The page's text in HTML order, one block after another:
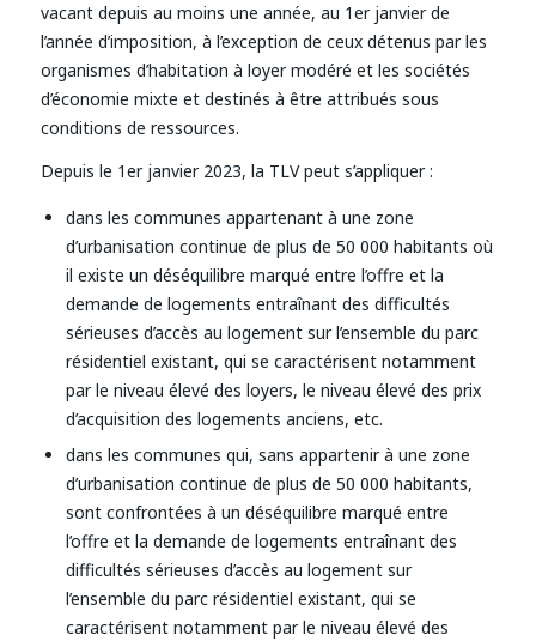
vacant depuis au moins une année, au 1er janvier de
l’année d’imposition, à l’exception de ceux détenus par les
organismes d’habitation à loyer modéré et les sociétés
d’économie mixte et destinés à être attribués sous
conditions de ressources.
Depuis le 1er janvier 2023, la TLV peut s’appliquer :
dans les communes appartenant à une zone
d’urbanisation continue de plus de 50 000 habitants où
il existe un déséquilibre marqué entre l’offre et la
demande de logements entraînant des difficultés
sérieuses d’accès au logement sur l’ensemble du parc
résidentiel existant, qui se caractérisent notamment
par le niveau élevé des loyers, le niveau élevé des prix
d’acquisition des logements anciens, etc.
dans les communes qui, sans appartenir à une zone
d’urbanisation continue de plus de 50 000 habitants,
sont confrontées à un déséquilibre marqué entre
l’offre et la demande de logements entraînant des
difficultés sérieuses d’accès au logement sur
l’ensemble du parc résidentiel existant, qui se
caractérisent notamment par le niveau élevé des